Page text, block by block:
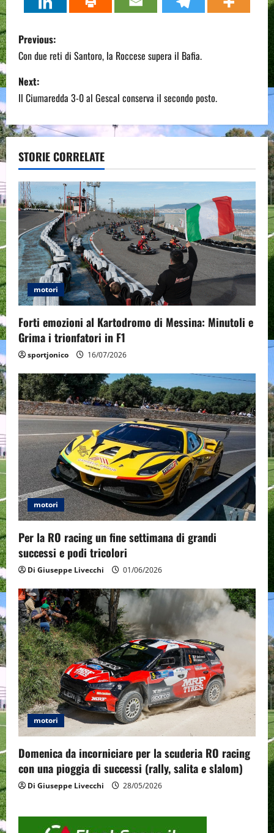
P
o
s
t
n
a
v
i
g
a
t
i
o
n
Previous:
Con due reti di Santoro, la Roccese supera il Bafia.
Next:
Il Ciumaredda 3-0 al Gescal conserva il secondo posto.
STORIE CORRELATE
motori
Forti emozioni al Kartodromo di Messina: Minutoli e
Grima i trionfatori in F1
sportjonico 16/07/2026
motori
Per la RO racing un fine settimana di grandi
successi e podi tricolori
Di Giuseppe Livecchi 01/06/2026
motori
Domenica da incorniciare per la scuderia RO racing
con una pioggia di successi (rally, salita e slalom)
Di Giuseppe Livecchi 28/05/2026